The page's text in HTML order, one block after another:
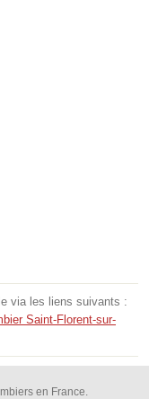
via les liens suivants :
Saint-Florent-sur-
en France.